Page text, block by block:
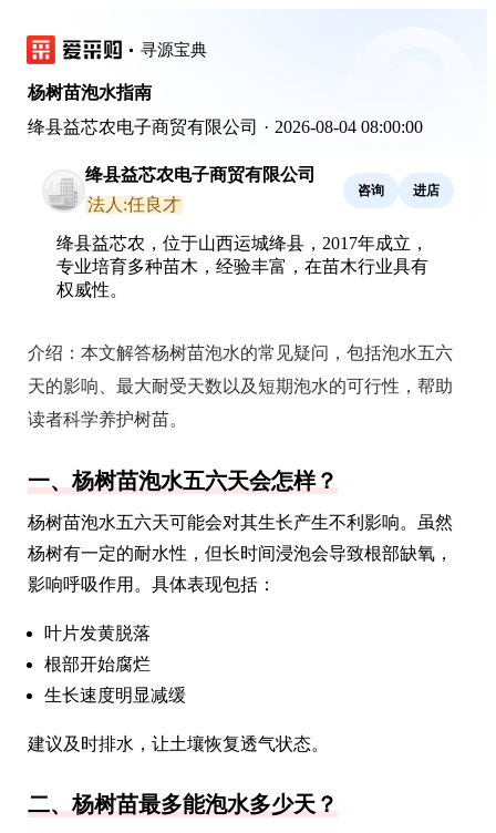
寻源宝典
杨树苗泡水指南
绛县益芯农电子商贸有限公司 · 2026-08-04 08:00:00
绛县益芯农电子商贸有限公司
法人:任良才
咨询 进店
绛县益芯农，位于山西运城绛县，2017年成立，
专业培育多种苗木，经验丰富，在苗木行业具有
权威性。
介绍： 本文解答杨树苗泡水的常见疑问，包括泡水五六
天的影响、最大耐受天数以及短期泡水的可行性，帮助
读者科学养护树苗。
一、杨树苗泡水五六天会怎样？
杨树苗泡水五六天可能会对其生长产生不利影响。虽然
杨树有一定的耐水性，但长时间浸泡会导致根部缺氧，
影响呼吸作用。具体表现包括：
叶片发黄脱落
根部开始腐烂
生长速度明显减缓
建议及时排水，让土壤恢复透气状态。
二、杨树苗最多能泡水多少天？